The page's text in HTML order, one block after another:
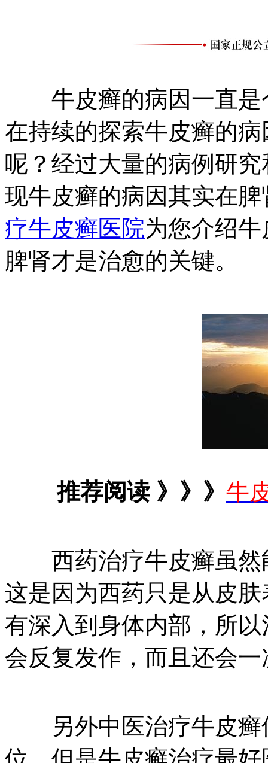
牛皮癣的病因一直是
在持续的探索牛皮癣的
呢？经过大量的病例研
现牛皮癣的病因其实在
疗牛皮癣医院为您介绍
脾肾才是治愈的关键。
推荐阅读 》》》 牛
西药治疗牛皮癣虽然
这是因为西药只是从皮
有深入到身体内部，所
会反复发作，而且还会
另外中医治疗牛皮癣